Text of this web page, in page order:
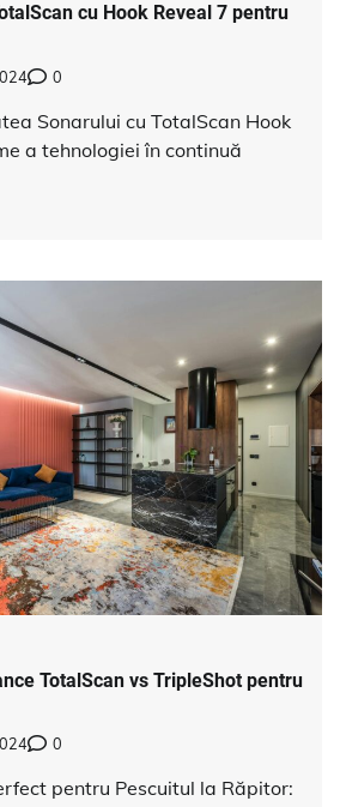
cu Hook Reveal 7 pentru
0
Sonarului cu TotalScan Hook
a tehnologiei în continuă
TotalScan vs TripleShot pentru
0
pentru Pescuitul la Răpitor: